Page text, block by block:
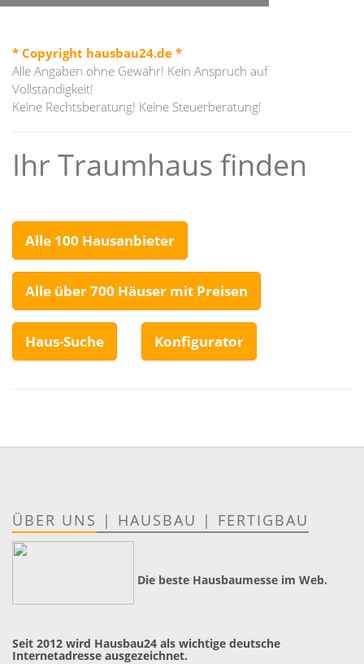
* Copyright hausbau24.de *
Alle Angaben ohne Gewähr! Kein Anspruch auf
Vollständigkeit!
Keine Rechtsberatung! Keine Steuerberatung!
Ihr Traumhaus finden
Alle 100 Hausanbieter
Alle über 700 Häuser mit Preisen
Haus-Suche Konfigurator
ÜBER UNS | HAUSBAU | FERTIGBAU
Die beste Hausbaumesse im Web.
Seit 2012 wird Hausbau24 als wichtige deutsche
Internetadresse ausgezeichnet.